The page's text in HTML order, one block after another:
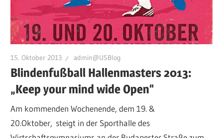
15. Oktober 2013 admin@USBlog
Blindenfußball Hallenmasters 2013:
„Keep your mind wide Open“
Am kommenden Wochenende, dem 19. &
20.Oktober, steigt in der Sporthalle des